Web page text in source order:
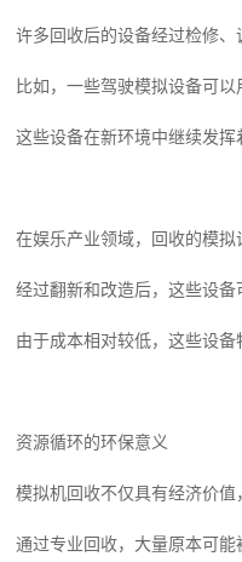
许多回收后的设备经过检修、
比如，一些驾驶模拟设备可
这些设备在新环境中继续发挥
在娱乐产业领域，回收的模拟
经过翻新和改造后，这些设备
由于成本相对较低，这些设
资源循环的环保意义
模拟机回收不仅具有经济价值
通过专业回收，大量原本可能